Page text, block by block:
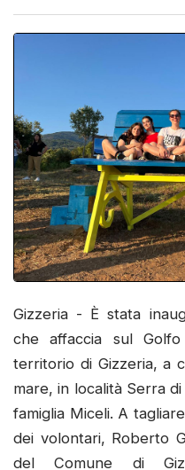
Gizzeria - È stata
che affaccia sul Golfo
territorio di Gizzeria, a
mare, in località Serra
famiglia Miceli. A
dei volontari, Roberto
del Comune di